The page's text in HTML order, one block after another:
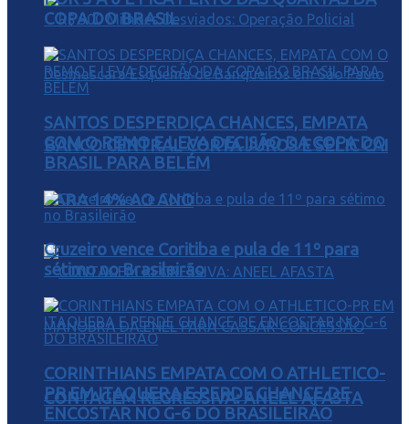
BANCO CENTRAL CORTA JUROS E SELIC CAI
PARA 14% AO ANO
CONTAGEM REGRESSIVA: ANEEL AFASTA
COPA DO BRASIL
SANTOS DESPERDIÇA CHANCES, EMPATA
COM O REMO E LEVA DECISÃO DA COPA DO
BRASIL PARA BELÉM
Cruzeiro vence Coritiba e pula de 11º para
sétimo no Brasileirão
CORINTHIANS EMPATA COM O ATHLETICO-
PR EM ITAQUERA E PERDE CHANCE DE
ENCOSTAR NO G-6 DO BRASILEIRÃO